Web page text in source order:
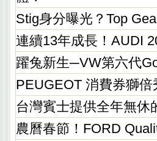
Stig身分曝光？Top
連續13年成長！AUDI
躍兔新生─VW第六代
PEUGEOT 消費券獅
台灣賓士提供全年無休
農曆春節！FORD